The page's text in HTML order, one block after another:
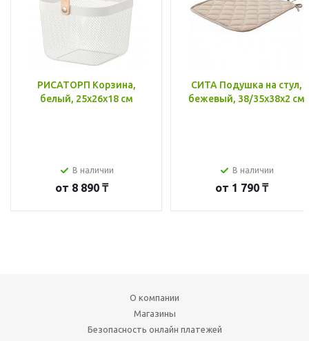
РИСАТОРП Корзина,
белый, 25x26x18 см
В наличии
от 8 890 ₸
СИТА Подушка на стул,
бежевый, 38/35x38x2 см
В наличии
от 1 790 ₸
О компании
Магазины
Безопасность онлайн платежей